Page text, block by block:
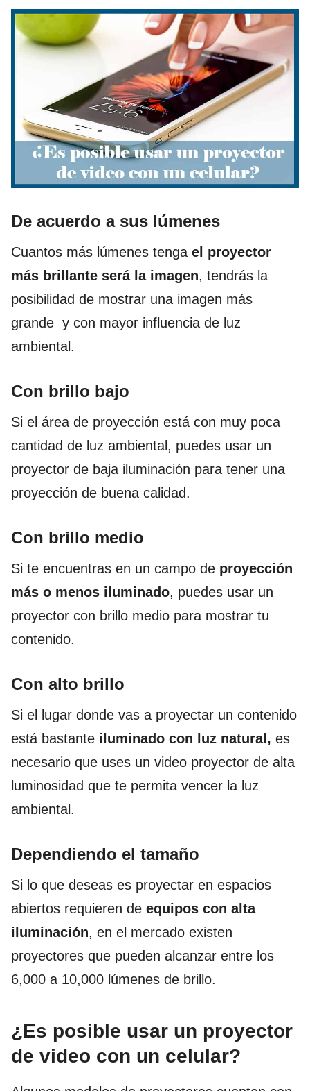
De acuerdo a sus lúmenes
Cuantos más lúmenes tenga el proyector
más brillante será la imagen, tendrás la
posibilidad de mostrar una imagen más
grande y con mayor influencia de luz
ambiental.
Con brillo bajo
Si el área de proyección está con muy poca
cantidad de luz ambiental, puedes usar un
proyector de baja iluminación para tener una
proyección de buena calidad.
Con brillo medio
Si te encuentras en un campo de proyección
más o menos iluminado, puedes usar un
proyector con brillo medio para mostrar tu
contenido.
Con alto brillo
Si el lugar donde vas a proyectar un contenido
está bastante iluminado con luz natural, es
necesario que uses un video proyector de alta
luminosidad que te permita vencer la luz
ambiental.
Dependiendo el tamaño
Si lo que deseas es proyectar en espacios
abiertos requieren de equipos con alta
iluminación, en el mercado existen
proyectores que pueden alcanzar entre los
6,000 a 10,000 lúmenes de brillo.
¿Es posible usar un proyector
de video con un celular?